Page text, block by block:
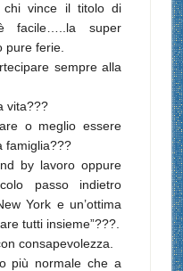
vince il titolo di
facile…..la super
pure ferie.
sempre alla
vita???
o meglio essere
famiglia???
by lavoro oppure
passo indietro
York e un’ottima
tutti insieme”???.
consapevolezza.
più normale che a